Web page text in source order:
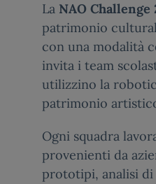
La NAO Challenge
patrimonio
con una modalità
invita i team
utilizzino la
patrimonio
Ogni squadra
provenienti da
prototipi, analisi di